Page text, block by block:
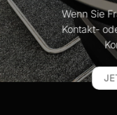
Wenn Sie
Kontakt-